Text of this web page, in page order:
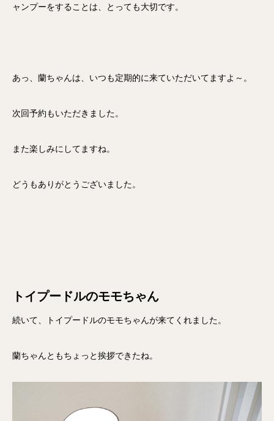
ャンプーをすることは、とっても大切です。
あっ、蘭ちゃんは、いつも定期的に来ていただいてますよ～。
次回予約もいただきました。
また楽しみにしてますね。
どうもありがとうございました。
トイプードルのモモちゃん
続いて、トイプードルのモモちゃんが来てくれました。
蘭ちゃんともちょっと挨拶できたね。